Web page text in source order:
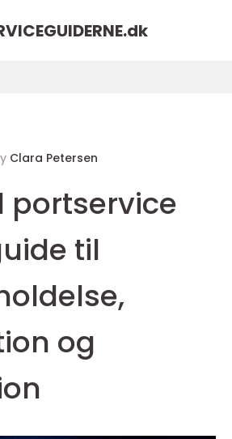
dk
Clara Petersen
portservice
til
og